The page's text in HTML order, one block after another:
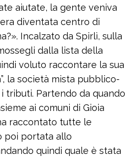
aiutate, la gente veniva
diventata centro di
Incalzato da Spirlì, sulla
dalla lista della
voluto raccontare la sua
la società mista pubblico-
tributi. Partendo da quando
ai comuni di Gioia
raccontato tutte le
poi portata allo
quindi quale è stata